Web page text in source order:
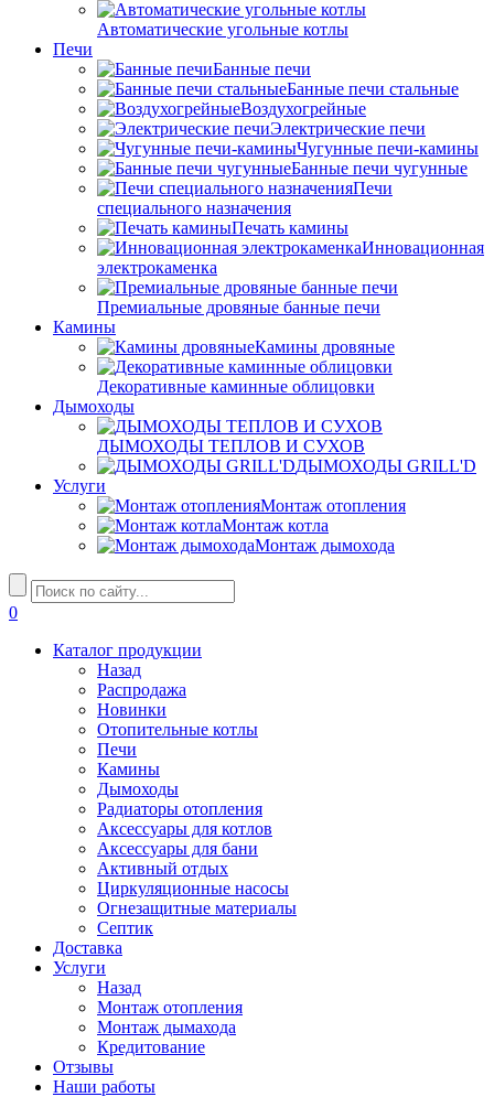
Автоматические угольные котлы
Печи
Банные печи
Банные печи стальные
Воздухогрейные
Электрические печи
Чугунные печи-камины
Банные печи чугунные
Печи
специального назначения
Печать камины
Инновационная
электрокаменка
Премиальные дровяные банные печи
Камины
Камины дровяные
Декоративные каминные облицовки
Дымоходы
ДЫМОХОДЫ ТЕПЛОВ И СУХОВ
ДЫМОХОДЫ GRILL'D
Услуги
Монтаж отопления
Монтаж котла
Монтаж дымохода
0
Каталог продукции
Назад
Распродажа
Новинки
Отопительные котлы
Печи
Камины
Дымоходы
Радиаторы отопления
Аксессуары для котлов
Аксессуары для бани
Активный отдых
Циркуляционные насосы
Огнезащитные материалы
Септик
Доставка
Услуги
Назад
Монтаж отопления
Монтаж дымахода
Кредитование
Отзывы
Наши работы